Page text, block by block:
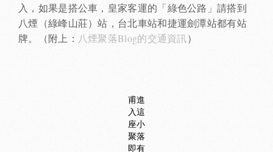
入，如果是搭公車，皇家客運的「綠色公路」請搭到
八煙（綠峰山莊）站，台北車站和捷運劍潭站都有站
牌。（附上： 八煙聚落Blog的交通資訊）
甫進
入這
座小
聚落
即有